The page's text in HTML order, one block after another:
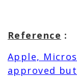
Reference :
Apple,
approved